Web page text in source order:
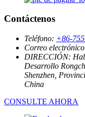
Contáctenos
Teléfono: +86-
Correo
DIRECCIÓN:
Desarrollo
Shenzhen,
China
CONSULTE AHORA